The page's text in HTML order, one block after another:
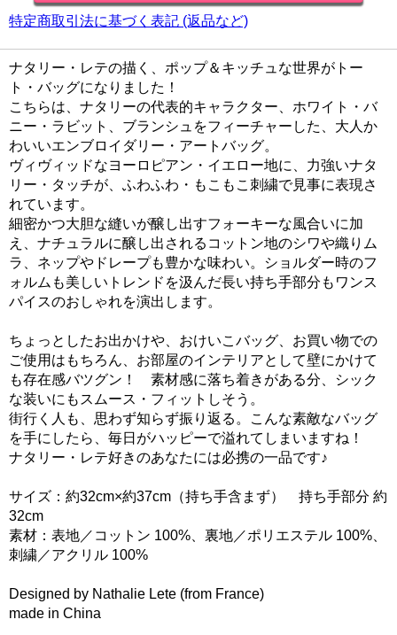
特定商取引法に基づく表記 (返品など)
ナタリー・レテの描く、ポップ＆キッチュな世界がトー
ト・バッグになりました！
こちらは、ナタリーの代表的キャラクター、ホワイト・バ
ニー・ラビット、ブランシュをフィーチャーした、大人か
わいいエンブロイダリー・アートバッグ。
ヴィヴィッドなヨーロピアン・イエロー地に、力強いナタ
リー・タッチが、ふわふわ・もこもこ刺繍で見事に表現さ
れています。
細密かつ大胆な縫いが醸し出すフォーキーな風合いに加
え、ナチュラルに醸し出されるコットン地のシワや織りム
ラ、ネップやドレープも豊かな味わい。ショルダー時のフ
ォルムも美しいトレンドを汲んだ長い持ち手部分もワンス
パイスのおしゃれを演出します。
ちょっとしたお出かけや、おけいこバッグ、お買い物での
ご使用はもちろん、お部屋のインテリアとして壁にかけて
も存在感バツグン！ 素材感に落ち着きがある分、シック
な装いにもスムース・フィットしそう。
街行く人も、思わず知らず振り返る。こんな素敵なバッグ
を手にしたら、毎日がハッピーで溢れてしまいますね！
ナタリー・レテ好きのあなたには必携の一品です♪
サイズ：約32cm×約37cm（持ち手含まず） 持ち手部分 約
32cm
素材：表地／コットン 100%、裏地／ポリエステル 100%、
刺繍／アクリル 100%
Designed by Nathalie Lete (from France)
made in China